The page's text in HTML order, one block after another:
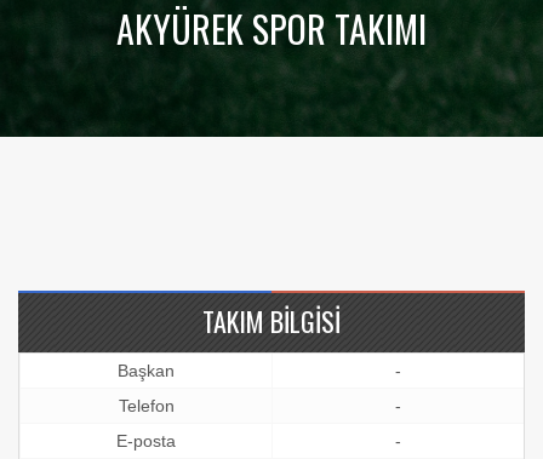
AKYÜREK SPOR TAKIMI
TAKIM BILGISI
Başkan
-
Telefon
-
E-posta
-